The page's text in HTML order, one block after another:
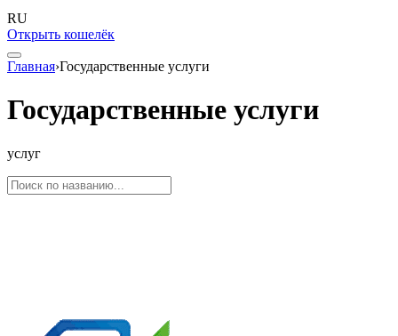
RU
Открыть кошелёк
Главная›Государственные услуги
Государственные услуги
услуг